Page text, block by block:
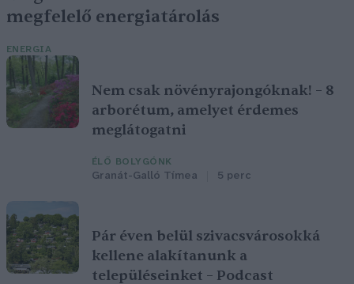
megfelelő energiatárolás
ENERGIA
Nem csak növényrajongóknak! – 8
arborétum, amelyet érdemes
meglátogatni
ÉLŐ BOLYGÓNK
Granát-Galló Tímea 5 perc
Pár éven belül szivacsvárosokká
kellene alakítanunk a
településeinket – Podcast